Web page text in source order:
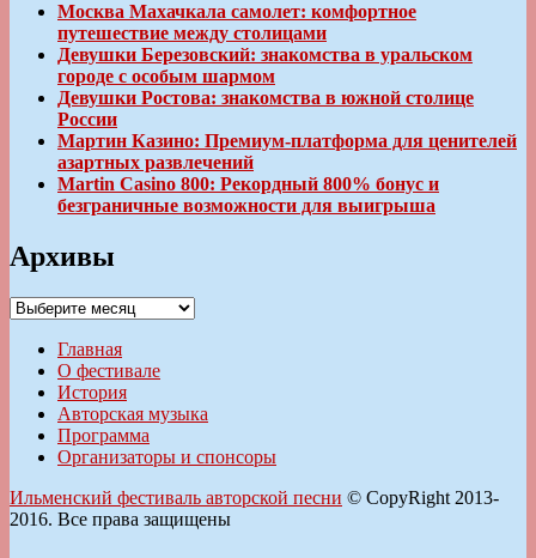
Москва Махачкала самолет: комфортное
путешествие между столицами
Девушки Березовский: знакомства в уральском
городе с особым шармом
Девушки Ростова: знакомства в южной столице
России
Мартин Казино: Премиум-платформа для ценителей
азартных развлечений
Martin Casino 800: Рекордный 800% бонус и
безграничные возможности для выигрыша
Архивы
Архивы
Главная
О фестивале
История
Авторская музыка
Программа
Организаторы и спонсоры
Ильменский фестиваль авторской песни © CopyRight 2013-
2016. Все права защищены